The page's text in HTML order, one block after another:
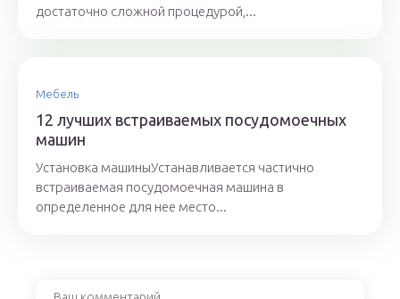
достаточно сложной процедурой,...
Мебель
12 лучших встраиваемых посудомоечных
машин
Установка машиныУстанавливается частично
встраиваемая посудомоечная машина в
определенное для нее место...